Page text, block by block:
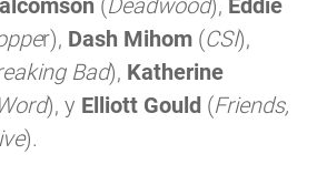
(Deadwood), Eddie
r), Dash Mihom (CSI),
Bad), Katherine
), y Elliott Gould (Friends,
).